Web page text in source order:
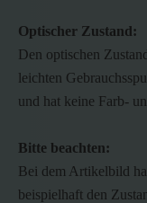
Optischer Zustand:
Den optischen
leichten
und hat keine Farb-
Bitte beachten:
Bei dem Artikelbild
beispielhaft den